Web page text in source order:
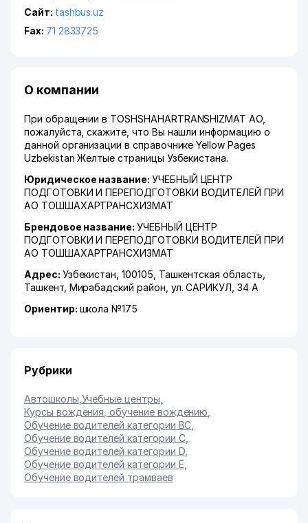
Сайт: tashbus.uz
Fax: 71 2833725
О компании
При обращении в TOSHSHAHARTRANSHIZMAT АО,
пожалуйста, скажите, что Вы нашли информацию о
данной организации в справочнике Yellow Pages
Uzbekistan Желтые страницы Узбекистана.
Юридическое название: УЧЕБНЫЙ ЦЕНТР
ПОДГОТОВКИ И ПЕРЕПОДГОТОВКИ ВОДИТЕЛЕЙ ПРИ
АО ТОШШАХАРТРАНСХИЗМАТ
Брендовое название: УЧЕБНЫЙ ЦЕНТР
ПОДГОТОВКИ И ПЕРЕПОДГОТОВКИ ВОДИТЕЛЕЙ ПРИ
АО ТОШШАХАРТРАНСХИЗМАТ
Адрес: Узбекистан, 100105, Ташкентская область
Ташкент, Мирабадский район ул. САРИКУЛ , 34 А
Ориентир: школа №175
Рубрики
Автошколы Учебные центры
Курсы вождения, обучение вождению
Обучение водителей категории BC
Обучение водителей категории C
Обучение водителей категории D,
Обучение водителей категории E
Обучение водителей трамваев